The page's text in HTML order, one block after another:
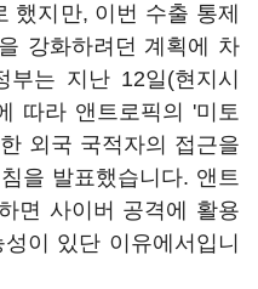
했지만, 이번 수출 통제
강화하려던 계획에 차
는 지난 12일(현지시
따라 앤트로픽의 '미토
외국 국적자의 접근을
을 발표했습니다. 앤트
면 사이버 공격에 활용
이 있단 이유에서입니